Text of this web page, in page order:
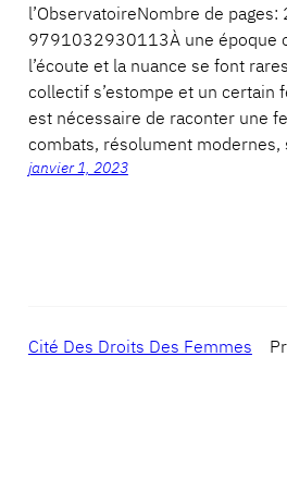
l’ObservatoireNombre de
9791032930113À une époque
l’écoute et la nuance se font
collectif s’estompe et un certain
est nécessaire de raconter une
combats, résolument modernes,
janvier 1, 2023
Cité Des Droits Des Femmes